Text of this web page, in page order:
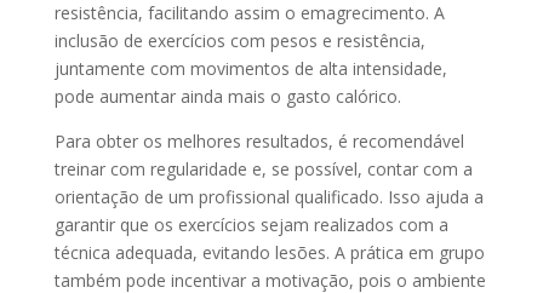
resistência, facilitando assim o emagrecimento. A
inclusão de exercícios com pesos e resistência,
juntamente com movimentos de alta intensidade,
pode aumentar ainda mais o gasto calórico.
Para obter os melhores resultados, é recomendável
treinar com regularidade e, se possível, contar com a
orientação de um profissional qualificado. Isso ajuda a
garantir que os exercícios sejam realizados com a
técnica adequada, evitando lesões. A prática em grupo
também pode incentivar a motivação, pois o ambiente